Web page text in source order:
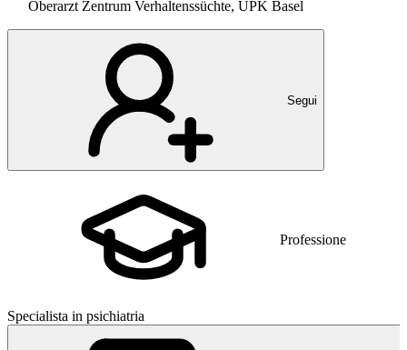
Oberarzt Zentrum Verhaltenssüchte, UPK Basel
Segui
Professione
Specialista in psichiatria